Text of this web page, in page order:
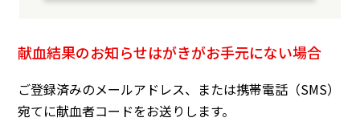
献血結果のお知らせはがきがお手元にない場合
ご登録済みのメールアドレス、または携帯電話（SMS）
宛てに献血者コードをお送りします。